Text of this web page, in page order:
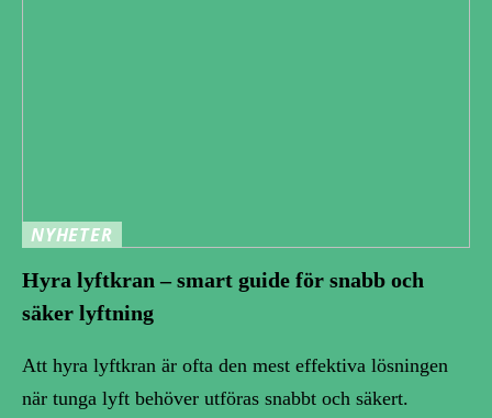
NYHETER
Hyra lyftkran – smart guide för snabb och
säker lyftning
Att hyra lyftkran är ofta den mest effektiva lösningen
när tunga lyft behöver utföras snabbt och säkert.